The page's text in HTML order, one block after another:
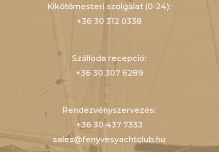
Kikőtőmesteri szolgálat (0-24):
+36 30 312 0338
Szálloda recepció:
+36 30 307 6289
Rendezvényszervezés:
+36 30 437 7333
sales@fenyvesyachtclub.hu